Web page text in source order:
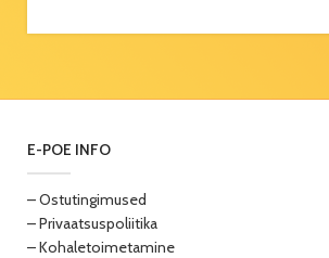
E-POE INFO
– Ostutingimused
– Privaatsuspoliitika
– Kohaletoimetamine